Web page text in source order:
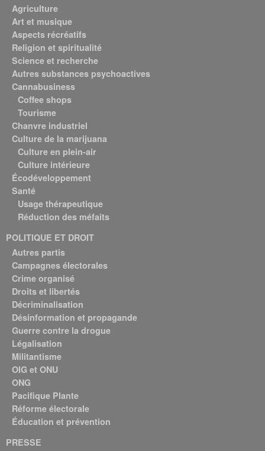
Agriculture
Art et musique
Aspects récréatifs
Religion et spiritualité
Science et recherche
Autres substances psychoactives
Cannabusiness
Coffee shops
Tourisme
Chanvre industriel
Culture de la marijuana
Culture en plein-air
Culture intérieure
Écodéveloppement
Santé
Usage thérapeutique
Réduction des méfaits
POLITIQUE ET DROIT
Autres partis
Campagnes électorales
Crime organisé
Droits et libertés
Décriminalisation
Désinformation et propagande
Guerre contre la drogue
Légalisation
Militantisme
OIG et ONU
ONG
Pacifique Plante
Réforme électorale
Éducation et prévention
PRESSE